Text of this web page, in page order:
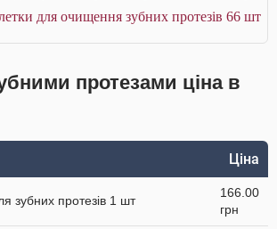
для очищення зубних протезів 66 шт
протезами ціна в
Ціна
зубних протезів 1 шт
166.00
грн